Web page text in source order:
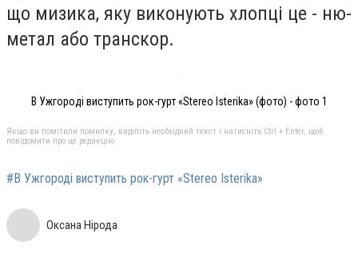
що мизика, яку виконують хлопці це - ню-
метал або транскор.
В Ужгороді виступить рок-гурт «Stereo Isterika» (фото) - фото 1
Якщо ви помітили помилку, виділіть необхідний текст і натисніть Ctrl + Enter, щоб
повідомити про це редакцію
#В Ужгороді виступить рок-гурт «Stereo Isterika»
Оксана Нірода